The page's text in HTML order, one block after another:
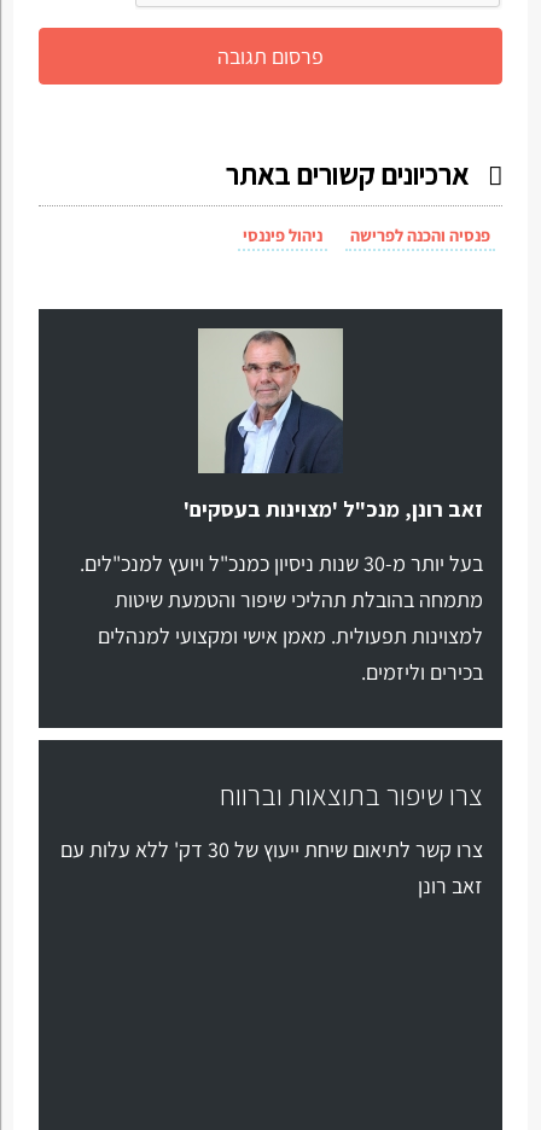
ארכיונים קשורים באתר
פנסיה והכנה לפרישה ניהול פיננסי
זאב רונן, מנכ"ל 'מצוינות בעסקים'
בעל יותר מ-30 שנות ניסיון כמנכ"ל ויועץ למנכ"לים.
מתמחה בהובלת תהליכי שיפור והטמעת שיטות
למצוינות תפעולית. מאמן אישי ומקצועי למנהלים
בכירים וליזמים.
צרו שיפור בתוצאות וברווח
צרו קשר לתיאום שיחת ייעוץ של 30 דק' ללא עלות עם
זאב רונן